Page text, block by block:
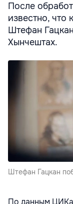
После
известно, что
Штефан
Хынчештах.
Штефан Гацкан
По данным